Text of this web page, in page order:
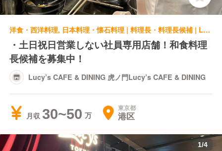
洋食・西洋料理, 日本料理・懐石料理 | 料理長・料理長候補 | Lucy’s CAFE & DINING 虎ノ門Lucy’s CAFE & DINING
・土日祝日営業しない社員専用店舗！和食料理
長候補を募集中！
Lucy’s CAFE & DINING 虎ノ門Lucy’s CAFE & DINING
月収 30~50 東京都
港区
1/4